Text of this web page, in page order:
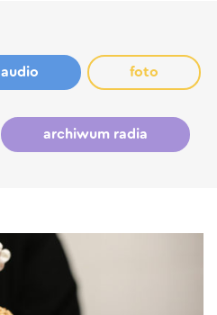
audio foto
archiwum radia